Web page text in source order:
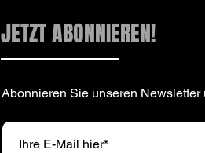
JETZT ABONNIEREN!
Abonnieren Sie unseren